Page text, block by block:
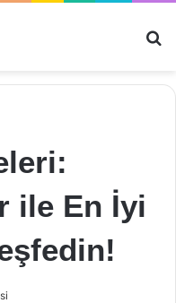
ile En İyi